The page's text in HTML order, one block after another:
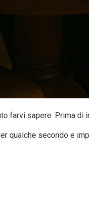
farvi sapere. Prima
qualche secondo e